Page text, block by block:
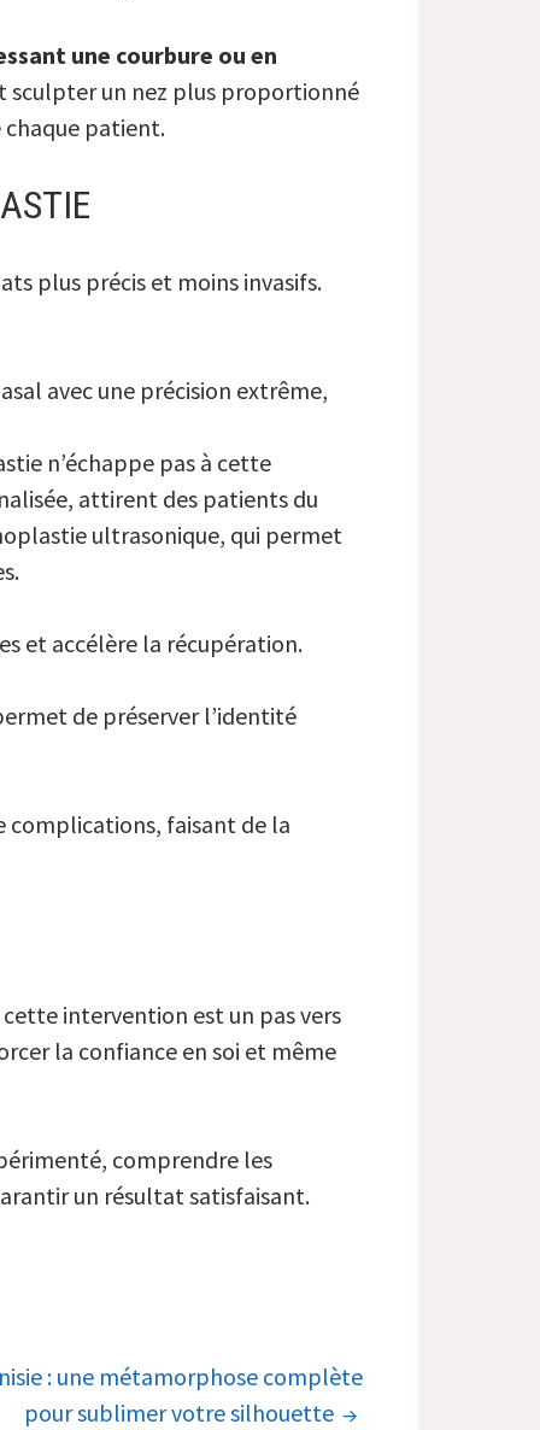
une courbure ou en
sculpter un nez plus proportionné
patient.
plus précis et moins invasifs.
avec une précision extrême,
n’échappe pas à cette
attirent des patients du
ultrasonique, qui permet
et accélère la récupération.
de préserver l’identité
complications, faisant de la
intervention est un pas vers
la confiance en soi et même
comprendre les
un résultat satisfaisant.
: une métamorphose complète
pour sublimer votre silhouette